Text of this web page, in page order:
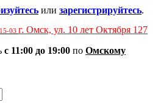
или зарегистрируйтесь.
03 г. Омск, ул. 10 лет Октября 127
с 11:00 до 19:00 по Омскому